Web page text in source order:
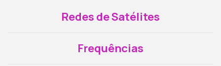
Redes de Satélites
Frequências